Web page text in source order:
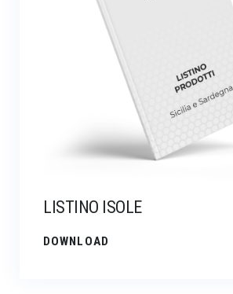
LISTINO ISOLE
DOWNLOAD